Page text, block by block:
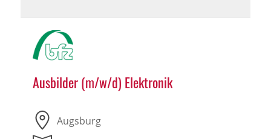
Ausbilder (m/w/d) Elektronik
Augsburg